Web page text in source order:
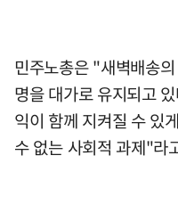
민주노총은 "새벽배송
명을 대가로 유지되고
익이 함께 지켜질 수 있
수 없는 사회적 과제"라